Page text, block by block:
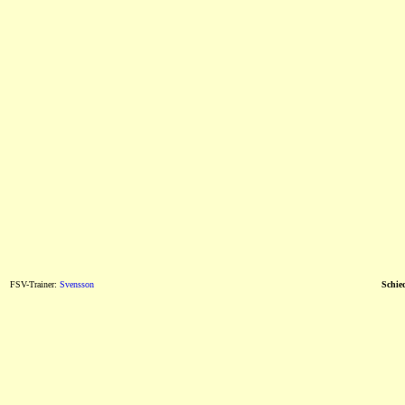
FSV-Trainer: Svensson